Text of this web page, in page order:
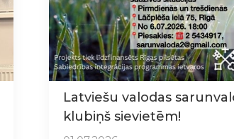
Latviešu valodas
klubiņš sievietēm!